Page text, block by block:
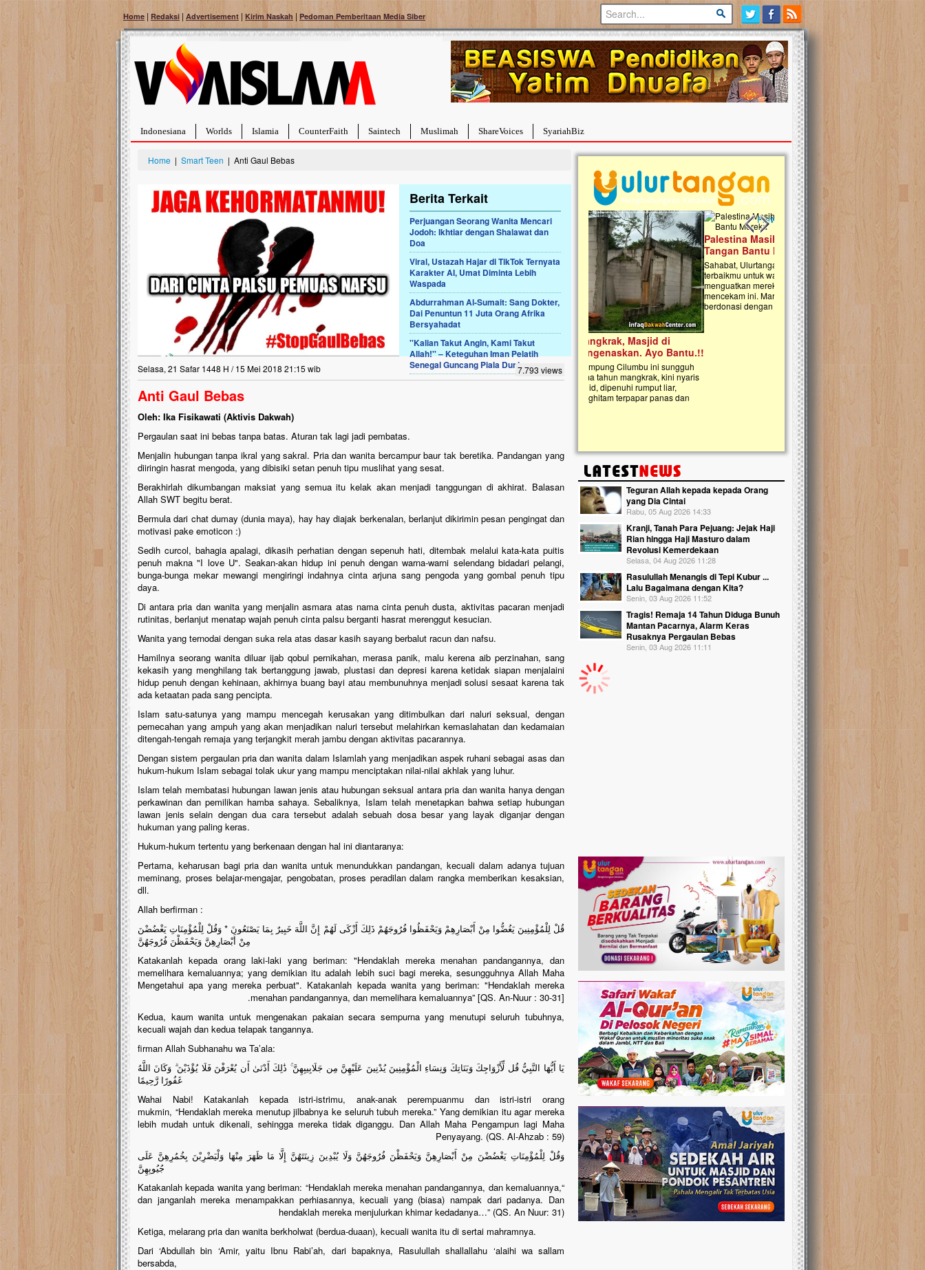
Home | Redaksi | Advertisement | Kirim Naskah | Pedoman Pemberitaan Media Siber
Indonesiana Worlds Islamia CounterFaith Saintech Muslimah ShareVoices SyariahBiz
Home | Smart Teen | Anti Gaul Bebas
Berita Terkait
Perjuangan Seorang Wanita Mencari
Jodoh: Ikhtiar dengan Shalawat dan
Doa
Viral, Ustazah Hajar di TikTok Ternyata
Karakter AI, Umat Diminta Lebih
Waspada
Abdurrahman Al-Sumait: Sang Dokter,
Dai Penuntun 11 Juta Orang Afrika
Bersyahadat
''Kalian Takut Angin, Kami Takut
Allah!'' – Keteguhan Iman Pelatih
Senegal Guncang Piala Dunia
Selasa, 21 Safar 1448 H / 15 Mei 2018 21:15 wib 7.793 views
Anti Gaul Bebas
Oleh: Ika Fisikawati (Aktivis Dakwah)
Pergaulan saat ini bebas tanpa batas. Aturan tak lagi jadi pembatas.
Menjalin hubungan tanpa ikral yang sakral. Pria dan wanita bercampur baur tak beretika. Pandangan yang
diiringin hasrat mengoda, yang dibisiki setan penuh tipu muslihat yang sesat.
Berakhirlah dikumbangan maksiat yang semua itu kelak akan menjadi tanggungan di akhirat. Balasan
Allah SWT begitu berat.
Bermula dari chat dumay (dunia maya), hay hay diajak berkenalan, berlanjut dikirimin pesan pengingat dan
motivasi pake emoticon :)
Sedih curcol, bahagia apalagi, dikasih perhatian dengan sepenuh hati, ditembak melalui kata-kata puitis
penuh makna "I love U". Seakan-akan hidup ini penuh dengan warna-warni selendang bidadari pelangi,
bunga-bunga mekar mewangi mengiringi indahnya cinta arjuna sang pengoda yang gombal penuh tipu
daya.
Di antara pria dan wanita yang menjalin asmara atas nama cinta penuh dusta, aktivitas pacaran menjadi
rutinitas, berlanjut menatap wajah penuh cinta palsu berganti hasrat merenggut kesucian.
Wanita yang ternodai dengan suka rela atas dasar kasih sayang berbalut racun dan nafsu.
Hamilnya seorang wanita diluar ijab qobul pernikahan, merasa panik, malu kerena aib perzinahan, sang
kekasih yang menghilang tak bertanggung jawab, plustasi dan depresi karena ketidak siapan menjalaini
hidup penuh dengan kehinaan, akhirnya buang bayi atau membunuhnya menjadi solusi sesaat karena tak
ada ketaatan pada sang pencipta.
Islam satu-satunya yang mampu mencegah kerusakan yang ditimbulkan dari naluri seksual, dengan
pemecahan yang ampuh yang akan menjadikan naluri tersebut melahirkan kemaslahatan dan kedamaian
ditengah-tengah remaja yang terjangkit merah jambu dengan aktivitas pacarannya.
Dengan sistem pergaulan pria dan wanita dalam Islamlah yang menjadikan aspek ruhani sebagai asas dan
hukum-hukum Islam sebagai tolak ukur yang mampu menciptakan nilai-nilai akhlak yang luhur.
Islam telah membatasi hubungan lawan jenis atau hubungan seksual antara pria dan wanita hanya dengan
perkawinan dan pemilikan hamba sahaya. Sebaliknya, Islam telah menetapkan bahwa setiap hubungan
lawan jenis selain dengan dua cara tersebut adalah sebuah dosa besar yang layak diganjar dengan
hukuman yang paling keras.
Hukum-hukum tertentu yang berkenaan dengan hal ini diantaranya:
Pertama, keharusan bagi pria dan wanita untuk menundukkan pandangan, kecuali dalam adanya tujuan
meminang, proses belajar-mengajar, pengobatan, proses peradilan dalam rangka memberikan kesaksian,
dll.
Allah berfirman :
قُلْ لِلْمُؤْمِنِينَ يَغُضُّوا مِنْ أَبْصَارِهِمْ وَيَحْفَظُوا فُرُوجَهُمْ ذَلِكَ أَزْكَى لَهُمْ إِنَّ اللَّهَ خَبِيرٌ بِمَا يَصْنَعُونَ * وَقُلْ لِلْمُؤْمِنَاتِ يَغْضُضْنَ
مِنْ أَبْصَارِهِنَّ وَيَحْفَظْنَ فُرُوجَهُنَّ
Katakanlah kepada orang laki-laki yang beriman: "Hendaklah mereka menahan pandangannya, dan
memelihara kemaluannya; yang demikian itu adalah lebih suci bagi mereka, sesungguhnya Allah Maha
Mengetahui apa yang mereka perbuat". Katakanlah kepada wanita yang beriman: "Hendaklah mereka
menahan pandangannya, dan memelihara kemaluannya” [QS. An-Nuur : 30-31].
Kedua, kaum wanita untuk mengenakan pakaian secara sempurna yang menutupi seluruh tubuhnya,
kecuali wajah dan kedua telapak tangannya.
firman Allah Subhanahu wa Ta’ala:
يَا أَيُّهَا النَّبِيُّ قُل لِّأَزْوَاجِكَ وَبَنَاتِكَ وَنِسَاءِ الْمُؤْمِنِينَ يُدْنِينَ عَلَيْهِنَّ مِن جَلَابِيبِهِنَّ ۚ ذَٰلِكَ أَدْنَىٰ أَن يُعْرَفْنَ فَلَا يُؤْذَيْنَ ۗ وَكَانَ اللَّهُ
غَفُورًا رَّحِيمًا
Wahai Nabi! Katakanlah kepada istri-istrimu, anak-anak perempuanmu dan istri-istri orang
mukmin, “Hendaklah mereka menutup jilbabnya ke seluruh tubuh mereka.” Yang demikian itu agar mereka
lebih mudah untuk dikenali, sehingga mereka tidak diganggu. Dan Allah Maha Pengampun lagi Maha
Penyayang. (QS. Al-Ahzab : 59)
وَقُلْ لِلْمُؤْمِنَاتِ يَغْضُضْنَ مِنْ أَبْصَارِهِنَّ وَيَحْفَظْنَ فُرُوجَهُنَّ وَلَا يُبْدِينَ زِينَتَهُنَّ إِلَّا مَا ظَهَرَ مِنْهَا وَلْيَضْرِبْنَ بِخُمُرِهِنَّ عَلَى
جُيُوبِهِنَّ
“Katakanlah kepada wanita yang beriman: “Hendaklah mereka menahan pandangannya, dan kemaluannya,
dan janganlah mereka menampakkan perhiasannya, kecuali yang (biasa) nampak dari padanya. Dan
hendaklah mereka menjulurkan khimar kedadanya…” (QS. An Nuur: 31)
Ketiga, melarang pria dan wanita berkholwat (berdua-duaan), kecuali wanita itu di sertai mahramnya.
Dari ‘Abdullah bin ‘Amir, yaitu Ibnu Rabi’ah, dari bapaknya, Rasulullah shallallahu ‘alaihi wa sallam
bersabda,
Previous slide
Next slide
Bantu Naura, Balita Hebat Sembuh Dari
Tumor Pembuluh Darah
Hidup Naura Salsabila dipenuhi dengan
rintangan yang sangat berat. Meskipun baru
berusia sepuluh bulan, bayi yang imut ini harus
menghadapi penyakit yang dahsyat, yaitu tumor
pembuluh darah berukuran...
Lima Tahun Mangkrak, Masjid di
Pelosok ini Mengenaskan. Ayo Bantu.!!
Nasib masjid di Kampung Cilumbu ini sungguh
mengenaskan. Lima tahun mangkrak, kini nyaris
Palestina Masih Berduka, Ayo Ulurkan
Tangan Bantu Mereka
Sahabat, Ulurtangan mari kirimkan dukungan
terbaikmu untuk warga Palestina di Gaza demi
menguatkan mereka menghadapi situasi
mencekam ini. Mari dukung mereka dengan
berdonasi dengan cara:...
Open Donasi Wakaf
Rumah Qur'an & TK Islam
Najjah di Jonggol
Saat ini, Ulurtangan bersama Yayasan
Najjahtul Islam Jonggol sedang merintis
pembangunan Rumah Qur’an dan
kanak Islam Terpadu (TKIT) An Najjah
Gedung Majelis Taklim di Jonggol,...
Teguran Allah kepada kepada Orang
yang Dia Cintai
Rabu, 05 Aug 2026 14:33
Kranji, Tanah Para Pejuang: Jejak Haji
Rian hingga Haji Masturo dalam
Revolusi Kemerdekaan
Selasa, 04 Aug 2026 11:28
Rasulullah Menangis di Tepi Kubur ...
Lalu Bagaimana dengan Kita?
Senin, 03 Aug 2026 11:52
Tragis! Remaja 14 Tahun Diduga Bunuh
Mantan Pacarnya, Alarm Keras
Rusaknya Pergaulan Bebas
Senin, 03 Aug 2026 11:11